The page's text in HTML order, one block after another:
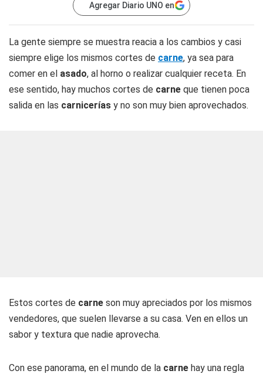
Agregar Diario UNO en
La gente siempre se muestra reacia a los cambios y casi
siempre elige los mismos cortes de carne, ya sea para
comer en el asado, al horno o realizar cualquier receta. En
ese sentido, hay muchos cortes de carne que tienen poca
salida en las carnicerías y no son muy bien aprovechados.
Estos cortes de carne son muy apreciados por los mismos
vendedores, que suelen llevarse a su casa. Ven en ellos un
sabor y textura que nadie aprovecha.
Con ese panorama, en el mundo de la carne hay una regla